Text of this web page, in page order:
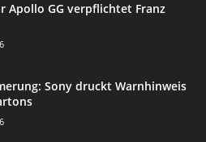
Apollo GG verpflichtet Franz
Sony druckt Warnhinweis